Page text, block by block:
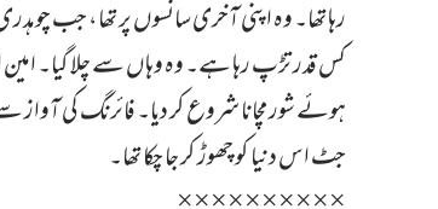
رہا تھا۔ وہ اپنی آخری سانسوں پر تھا، جب چوہدری
کس قدر تڑپ رہا ہے۔ وہ وہاں سے چلا گیا۔
ہوئے شور مچانا شروع کر دیا۔ فائرنگ کی آواز
جٹ اس دنیا کو چھوڑ کر جا چکا تھا۔